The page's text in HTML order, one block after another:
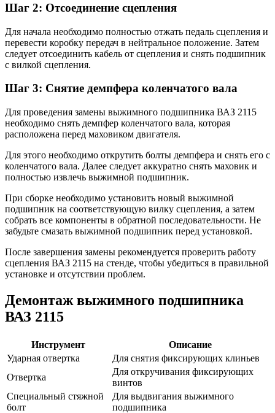
Шаг 2: Отсоединение сцепления
Для начала необходимо полностью отжать педаль сцепления и
перевести коробку передач в нейтральное положение. Затем
следует отсоединить кабель от сцепления и снять подшипник
с вилкой сцепления.
Шаг 3: Снятие демпфера коленчатого вала
Для проведения замены выжимного подшипника ВАЗ 2115
необходимо снять демпфер коленчатого вала, которая
расположена перед маховиком двигателя.
Для этого необходимо открутить болты демпфера и снять его с
коленчатого вала. Далее следует аккуратно снять маховик и
полностью извлечь выжимной подшипник.
При сборке необходимо установить новый выжимной
подшипник на соответствующую вилку сцепления, а затем
собрать все компоненты в обратной последовательности. Не
забудьте смазать выжимной подшипник перед установкой.
После завершения замены рекомендуется проверить работу
сцепления ВАЗ 2115 на стенде, чтобы убедиться в правильной
установке и отсутствии проблем.
Демонтаж выжимного подшипника
ВАЗ 2115
Инструмент
Описание
Ударная отвертка
Для снятия фиксирующих клиньев
Отвертка
Для откручивания фиксирующих
винтов
Специальный стяжной
болт
Для выдвигания выжимного
подшипника